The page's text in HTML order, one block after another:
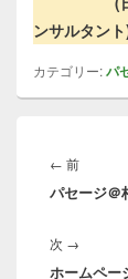
ンサルタン
カテゴリー:パ
稿
ナ
ゲ
ー
← 前前
の
パセージ＠
次 →
の
ホームペー